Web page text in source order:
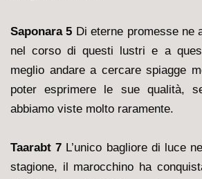
Saponara 5 Di eterne promesse ne
nel corso di questi lustri e a
meglio andare a cercare spiagge
poter esprimere le sue qualità,
abbiamo viste molto raramente.
Taarabt 7 L’unico bagliore di luce
stagione, il marocchino ha